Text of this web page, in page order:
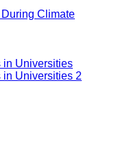
Climate
in Universities
Universities 2